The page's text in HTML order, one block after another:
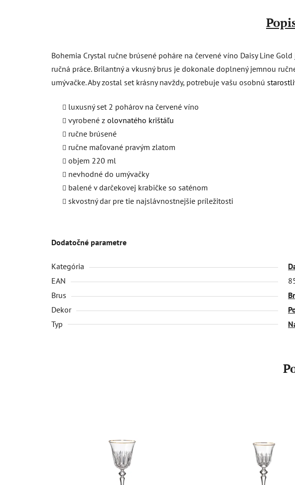
Bohemia Crystal ručne brúsené poháre na červené víno Daisy Line
ručná práce. Brilantný a vkusný brus je dokonale doplnený jemnou
umývačke. Aby zostal set krásny navždy, potrebuje vašu osobnú
luxusný set 2 pohárov na červené víno
vyrobené z olovnatého krištáľu
ručne brúsené
ručne maľované pravým zlatom
objem 220 ml
nevhodné do umývačky
balené v darčekovej krabičke so saténom
skvostný dar pre tie najslávnostnejšie príležitosti
Dodatočné parametre
Kategória
EAN
Brus
Dekor
Typ